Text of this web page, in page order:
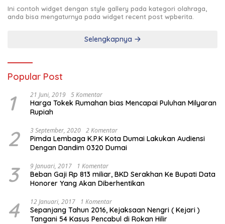
Ini contoh widget dengan style gallery pada kategori olahraga,
anda bisa mengaturnya pada widget recent post wpberita.
Selengkapnya
Popular Post
1 21 Juni, 2019 5 Komentar
Harga Tokek Rumahan bias Mencapai Puluhan Milyaran
Rupiah
2 3 September, 2020 2 Komentar
Pimda Lembaga K.P.K Kota Dumai Lakukan Audiensi
Dengan Dandim 0320 Dumai
3 9 Januari, 2017 1 Komentar
Beban Gaji Rp 813 miliar, BKD Serakhan Ke Bupati Data
Honorer Yang Akan Diberhentikan
4 12 Januari, 2017 1 Komentar
Sepanjang Tahun 2016, Kejaksaan Nengri ( Kejari )
Tangani 54 Kasus Pencabul di Rokan Hilir